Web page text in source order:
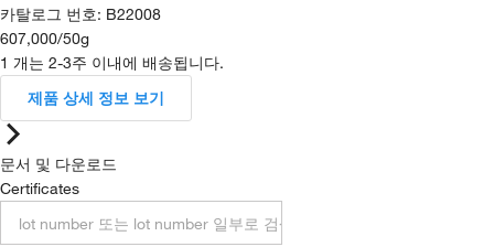
카탈로그 번호: B22008
607,000/50g
1 개는 2-3주 이내에 배송됩니다.
제품 상세 정보 보기
문서 및 다운로드
Certificates